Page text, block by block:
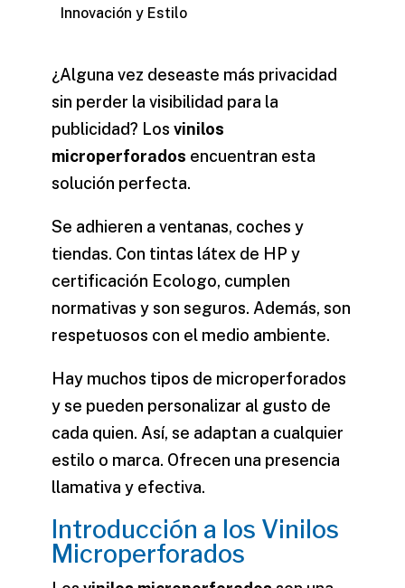
Innovación y Estilo
¿Alguna vez deseaste más privacidad
sin perder la visibilidad para la
publicidad? Los vinilos
microperforados encuentran esta
solución perfecta.
Se adhieren a ventanas, coches y
tiendas. Con tintas látex de HP y
certificación Ecologo, cumplen
normativas y son seguros. Además, son
respetuosos con el medio ambiente.
Hay muchos tipos de microperforados
y se pueden personalizar al gusto de
cada quien. Así, se adaptan a cualquier
estilo o marca. Ofrecen una presencia
llamativa y efectiva.
Introducción a los Vinilos
Microperforados